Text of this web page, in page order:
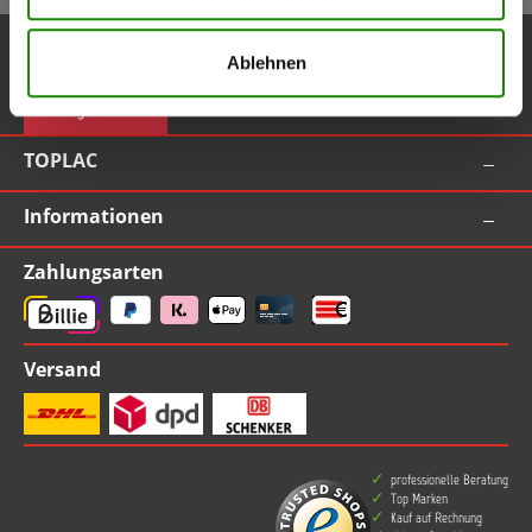
Ablehnen
Service-Hotline
TOPLAC
Informationen
Zahlungsarten
Versand
professionelle Beratung
Top Marken
Kauf auf Rechnung